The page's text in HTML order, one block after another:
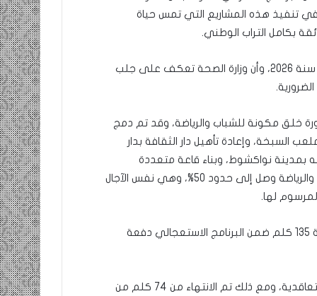
في تنفيذ هذه المشاريع التي تمس حياة
بكامل التراب الوطني.
وأشار إلى أن هذه المكونة ستنتهي خلال الفصل الأول من سنة 2026، وأن وزارة الصحة تعكف على جلب
خلق مكونة للشباب والرياضة، وقد تم دمج
وإعادة تأهيل دار الثقافة بدار
بمدينة نواكشوط، وبناء قاعة متعددة
الرياضات بعرفات، مبرزا أن تقدم الأشغال في مكونة الشباب والرياضة وصل إلى حدود 50%، وهي نفس الآجال
لها.
وبين معالي الوزير الأول بشأن مكونة الطرق، أنه تمت برمجة 135 كلم ضمن البرنامج الاستعجالي دفعة
و أضاف أن مستوى تقدم الأشغال اليوم متأخر عن الآجال التعاقدية، ومع ذلك تم الانتهاء من 74 كلم من